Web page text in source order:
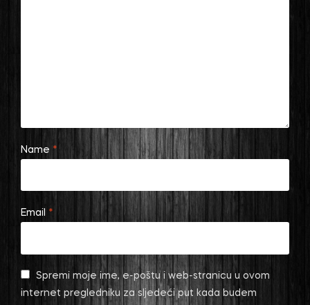
Name *
Email *
Spremi moje ime, e-poštu i web-stranicu u ovom
internet pregledniku za sljedeći put kada budem